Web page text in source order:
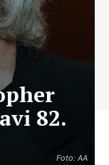
Foto: AA
82.